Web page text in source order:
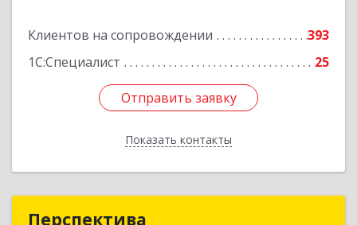
Клиентов на сопровождении
393
1С:Специалист
25
Отправить заявку
Показать контакты
Подробнее
Отправить заявку
Назад
Перспектива